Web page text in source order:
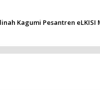
Kagumi Pesantren eLKISI